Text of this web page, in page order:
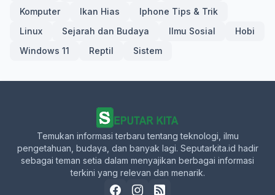
Komputer
Ikan Hias
Iphone Tips & Trik
Linux
Sejarah dan Budaya Ilmu Sosial
Hobi
Windows 11
Reptil Sistem
Temukan informasi terbaru tentang teknologi, ilmu
pengetahuan, budaya, dan banyak lagi. Seputarkita.id hadir
sebagai teman setia dalam menyajikan berbagai informasi
terkini yang relevan dan menarik.